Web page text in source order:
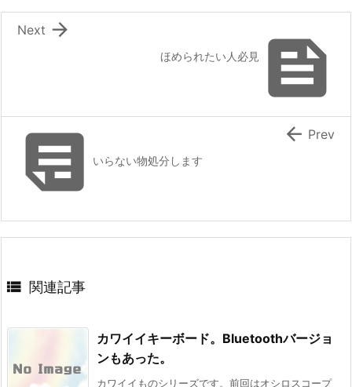

ほめられたい人必見

Next
いらない物処分します
 Prev
 関連記事
カワイイキーボード。Bluetoothバージョ
ンもあった。
カワイイものシリーズです。前回はオシロスコープ